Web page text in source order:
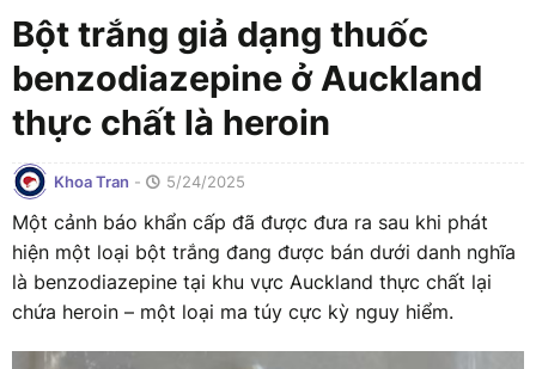
Bột trắng giả dạng thuốc
benzodiazepine ở Auckland
thực chất là heroin
Khoa Tran - 5/24/2025
Một cảnh báo khẩn cấp đã được đưa ra sau khi phát
hiện một loại bột trắng đang được bán dưới danh nghĩa
là benzodiazepine tại khu vực Auckland thực chất lại
chứa heroin – một loại ma túy cực kỳ nguy hiểm.